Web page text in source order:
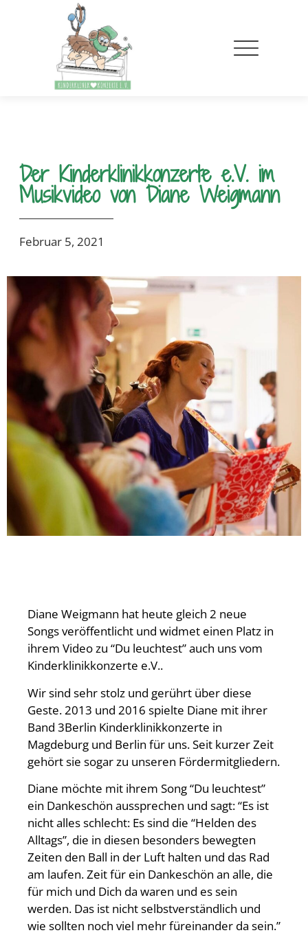
Der Kinderklinikkonzerte e.V. im
Musikvideo von Diane Weigmann
Februar 5, 2021
Diane Weigmann hat heute gleich 2 neue
Songs veröffentlicht und widmet einen Platz in
ihrem Video zu “Du leuchtest” auch uns vom
Kinderklinikkonzerte e.V..
Wir sind sehr stolz und gerührt über diese
Geste. 2013 und 2016 spielte Diane mit ihrer
Band 3Berlin Kinderklinikkonzerte in
Magdeburg und Berlin für uns. Seit kurzer Zeit
gehört sie sogar zu unseren Fördermitgliedern.
Diane möchte mit ihrem Song “Du leuchtest”
ein Dankeschön aussprechen und sagt: “Es ist
nicht alles schlecht: Es sind die “Helden des
Alltags”, die in diesen besonders bewegten
Zeiten den Ball in der Luft halten und das Rad
am laufen. Zeit für ein Dankeschön an alle, die
für mich und Dich da waren und es sein
werden. Das ist nicht selbstverständlich und
wie sollten noch viel mehr füreinander da sein.”